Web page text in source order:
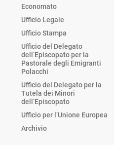
Economato
Ufficio Legale
Ufficio Stampa
Ufficio del Delegato
dell’Episcopato per la
Pastorale degli Emigranti
Polacchi
Ufficio del Delegato per la
Tutela dei Minori
dell’Episcopato
Ufficio per l’Unione Europea
Archivio